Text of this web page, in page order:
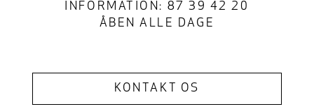
INFORMATION: 87 39 42 20
ÅBEN ALLE DAGE
KONTAKT OS